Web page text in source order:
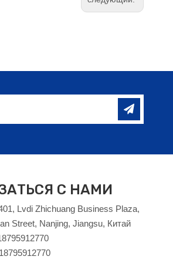
С НАМИ
Lvdi Zhichuang Business Plaza,
Street, Nanjing, Jiangsu, Китай